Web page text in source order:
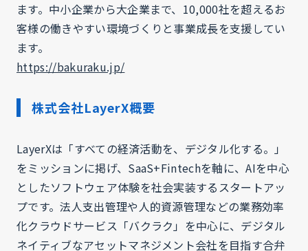
ます。中小企業から大企業まで、10,000社を超えるお
客様の働きやすい環境づくりと事業成長を支援してい
ます。
https://bakuraku.jp/
株式会社LayerX概要
LayerXは「すべての経済活動を、デジタル化する。」
をミッションに掲げ、SaaS+Fintechを軸に、AIを中心
としたソフトウェア体験を社会実装するスタートアッ
プです。法人支出管理や人的資源管理などの業務効率
化クラウドサービス「バクラク」を中心に、デジタル
ネイティブなアセットマネジメント会社を目指す合弁